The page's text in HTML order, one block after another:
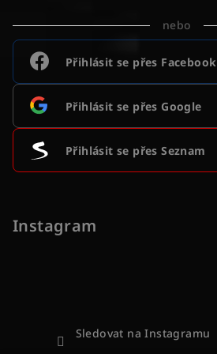
nebo
Přihlásit se přes Facebook
Přihlásit se přes Google
Přihlásit se přes Seznam
Instagram
Sledovat na Instagramu